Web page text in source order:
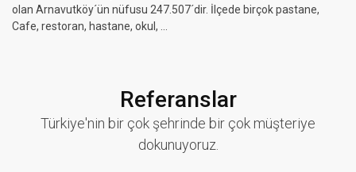
olan Arnavutköy´ün nüfusu 247.507´dir. İlçede birçok pastane,
Cafe, restoran, hastane, okul, ...
Referanslar
Türkiye'nin bir çok şehrinde bir çok müşteriye
dokunuyoruz.